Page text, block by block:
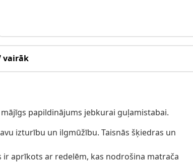
vairāk
papildinājums jebkurai guļamistabai.
izturību un ilgmūžību. Taisnās šķiedras un
aprīkots ar redelēm, kas nodrošina matrača